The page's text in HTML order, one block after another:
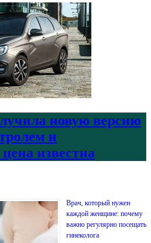
новую версию
и
известна
Врач, который нужен
каждой женщине: почему
важно регулярно посещать
гинеколога